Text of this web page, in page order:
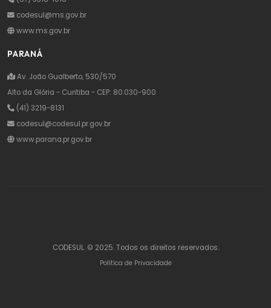
codesul@ms.gov.br
www.ms.gov.br
PARANÁ
Av. João Gualberto, 530/570
Alto da Glória - Curitiba - CEP: 80.030-900
(41) 3219-8131
codesul@codesul.pr.gov.br
www.parana.pr.gov.br
CODESUL. © 2025. Todos os direitos reservados.
Política de Privacidade